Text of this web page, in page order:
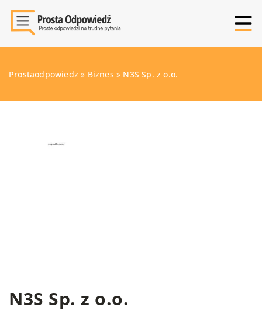
Prostaodpowiedz » Biznes » N3S Sp. z o.o.
N3S Sp. z o.o.